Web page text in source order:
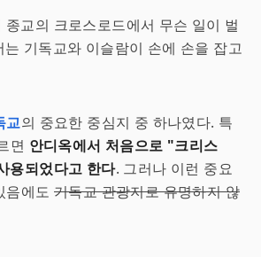
교의 크로스로드에서 무슨 일이 벌
는 기독교와 이슬람이 손에 손을 잡고
교의 중요한 중심지 중 하나였다. 특
면 안디옥에서 처음으로 "크리스
용되었다고 한다. 그러나 이런 중요
음에도 기독교 관광지로 유명하지 않